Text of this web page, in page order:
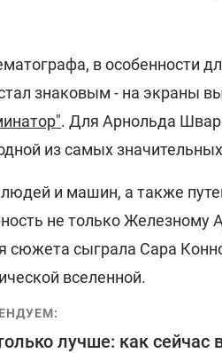
в особенности
знаковым - на экраны
. Для Арнольда
из самых
и машин, а также
не только Железному
сюжета сыграла Сара
вселенной.
лучше: как сейчас